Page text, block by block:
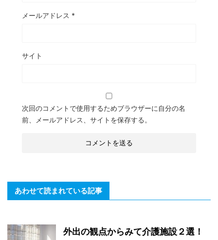
メールアドレス *
サイト
次回のコメントで使用するためブラウザーに自分の名
前、メールアドレス、サイトを保存する。
あわせて読まれている記事
外出の観点からみて介護施設２選！